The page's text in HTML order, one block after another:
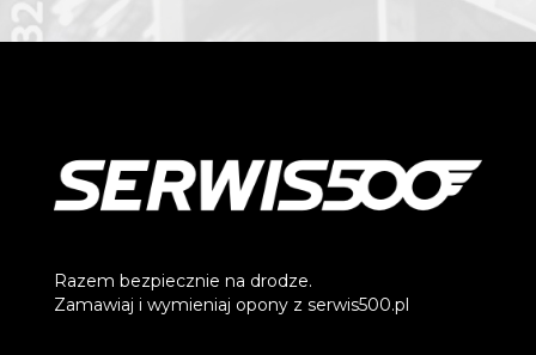
Razem bezpiecznie na drodze.
Zamawiaj i wymieniaj opony z serwis500.pl